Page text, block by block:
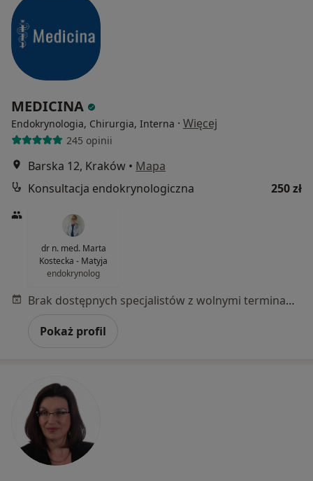
MEDICINA
Endokrynologia, Chirurgia, Interna · Więcej
245 opinii
Barska 12, Kraków • Mapa
Konsultacja endokrynologiczna
250 zł
dr n. med. Marta
Kostecka - Matyja
endokrynolog
Brak dostępnych specjalistów z wolnymi terminami w tym centrum medycznym.
Pokaż profil